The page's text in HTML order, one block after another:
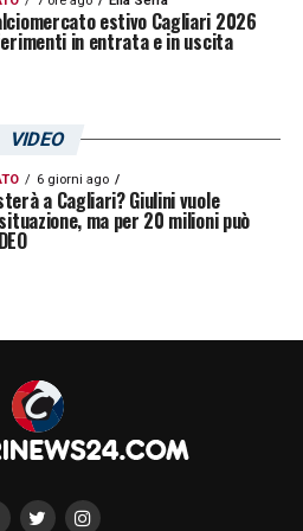
qualcosa di più. Il
diverse strategie
presenza ed al
NOSTRE TOP NEWS
estivo Cagliari 2026
in entrata e in uscita
VIDEO
6 giorni ago
a Cagliari? Giulini vuole
ma per 20 milioni può